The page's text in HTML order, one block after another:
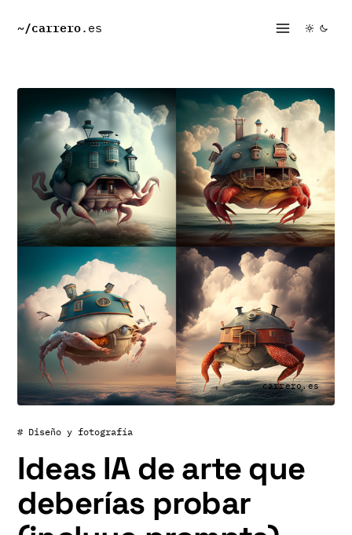
~/carrero.es
carrero.es
# Diseño y fotografía
Ideas IA de arte que
deberías probar